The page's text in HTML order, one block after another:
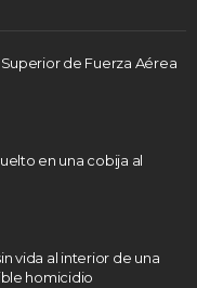
de Fuerza Aérea
en una cobija al
vida al interior de una
homicidio